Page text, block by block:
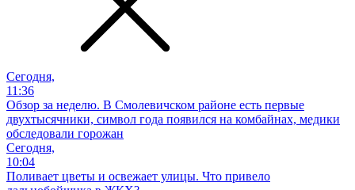
Сегодня,
11:36
Обзор за неделю. В Смолевичском районе есть первые
двухтысячники, символ года появился на комбайнах, медики
обследовали горожан
Сегодня,
10:04
Поливает цветы и освежает улицы. Что привело